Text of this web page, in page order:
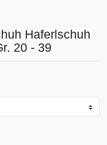
Haferlschuh
20 - 39